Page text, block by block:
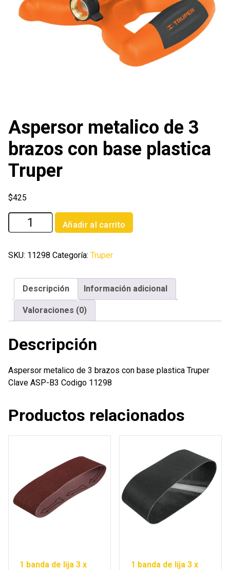
Aspersor metalico de 3
brazos con base plastica
Truper
$425
Aspersor
metalico
3
con
base
plastica
Truper
Añadir al carrito
SKU: 11298 Categoría: Truper
Descripción Información adicional
Valoraciones (0)
Descripción
Aspersor metalico de 3 brazos con base plastica Truper
Clave ASP-B3 Codigo 11298
Productos relacionados
1 banda de lija 3 x
1 banda de lija 3 x